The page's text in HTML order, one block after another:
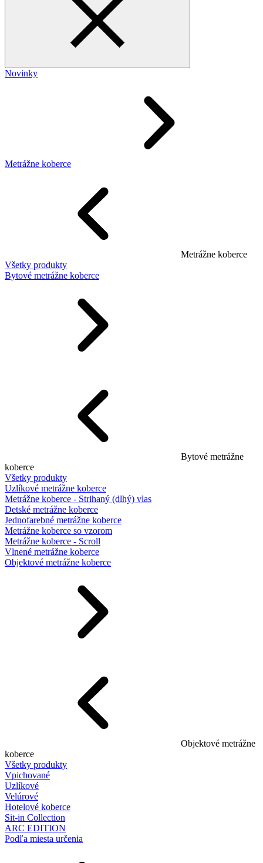
Novinky
Metrážne koberce
Metrážne koberce
Všetky produkty
Bytové metrážne koberce
Bytové metrážne
koberce
Všetky produkty
Uzlíkové metrážne koberce
Metrážne koberce - Strihaný (dlhý) vlas
Detské metrážne koberce
Jednofarebné metrážne koberce
Metrážne koberce so vzorom
Metrážne koberce - Scroll
Vlnené metrážne koberce
Objektové metrážne koberce
Objektové metrážne
koberce
Všetky produkty
Vpichované
Uzlíkové
Velúrové
Hotelové koberce
Sit-in Collection
ARC EDITION
Podľa miesta určenia